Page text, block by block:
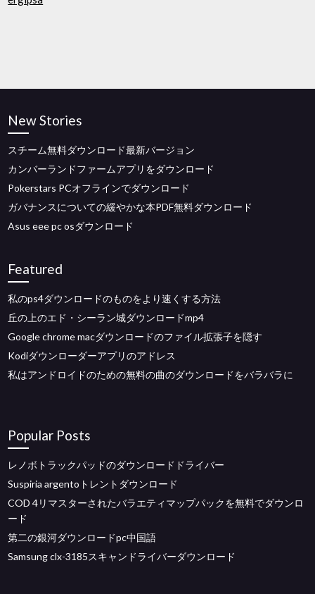
New Stories
スチーム無料ダウンロード最新バージョン
カンバーランドファームアプリをダウンロード
Pokerstars PCオフラインでダウンロード
ガバナンスについての緩やかな本PDF無料ダウンロード
Asus eee pc osダウンロード
Featured
私のps4ダウンロードのものをより速くする方法
丘の上のエド・シーラン城ダウンロードmp4
Google chrome macダウンロードのファイル拡張子を隠す
Kodiダウンローダーアプリのアドレス
私はアンドロイドのための無料の曲のダウンロードをバラバラに
Popular Posts
レノボトラックパッドのダウンロードドライバー
Suspiria argentoトレントダウンロード
COD 4リマスターされたバラエティマップパックを無料でダウンロ
ード
第二の銀河ダウンロードpc中国語
Samsung clx-3185スキャンドライバーダウンロード